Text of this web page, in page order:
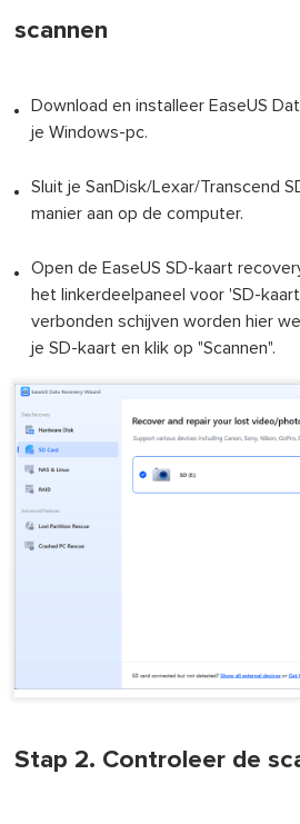
scannen
Download en installeer EaseUS
je Windows-pc.
Sluit je SanDisk/Lexar/Transcend
manier aan op de computer.
Open de EaseUS SD-kaart
het linkerdeelpaneel voor 'SD-
verbonden schijven worden hier
je SD-kaart en klik op "Scannen".
Stap 2. Controleer de